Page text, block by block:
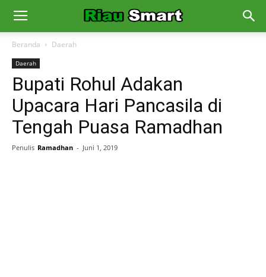
Beranda Daerah
Daerah
Bupati Rohul Adakan
Upacara Hari Pancasila di
Tengah Puasa Ramadhan
Penulis Ramadhan - Juni 1, 2019